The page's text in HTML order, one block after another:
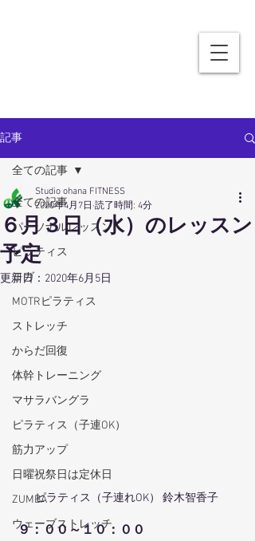
記事
全ての記事
パーソナルレッスン
ピラティス
ヨガ
MOTRピラティス
ストレッチ
からだ回復
体幹トレーニング
マサラバングラ
ピラティス（子連OK）
筋力アップ
日曜祝祭日は定休日
ZUMBA
ウェーブストレッチ
全ての記事
６月３日（水）のレッスン
予定
Studio ohana FITNESS
2020年4月7日 読了時間: 4分
更新日： 2020年6月5日
ピラティス（子連れOK） 鈴木智香子
９：００～１０：００